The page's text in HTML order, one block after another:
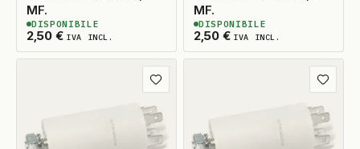
MF.
2,50 € IVA INCL.
2DISPONIBILI
DISPONIBILE
MF.
2,50 € IVA INCL.
2DISPONIBILI
DISPONIBILE
Aggiungi ai preferiti